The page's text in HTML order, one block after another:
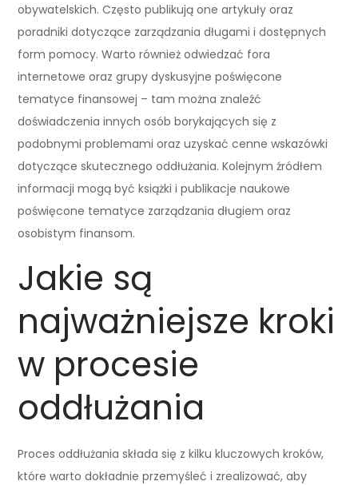
obywatelskich. Często publikują one artykuły oraz
poradniki dotyczące zarządzania długami i dostępnych
form pomocy. Warto również odwiedzać fora
internetowe oraz grupy dyskusyjne poświęcone
tematyce finansowej – tam można znaleźć
doświadczenia innych osób borykających się z
podobnymi problemami oraz uzyskać cenne wskazówki
dotyczące skutecznego oddłużania. Kolejnym źródłem
informacji mogą być książki i publikacje naukowe
poświęcone tematyce zarządzania długiem oraz
osobistym finansom.
Jakie są
najważniejsze kroki
w procesie
oddłużania
Proces oddłużania składa się z kilku kluczowych kroków,
które warto dokładnie przemyśleć i zrealizować, aby